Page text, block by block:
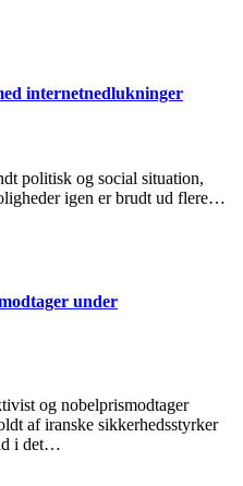
internetnedlukninger
politisk og social situation,
igen er brudt ud flere…
under
og nobelprismodtager
af iranske sikkerhedsstyrker
i det…